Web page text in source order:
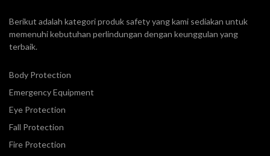
Berikut adalah kategori produk safety yang kami sediakan untuk
memenuhi kebutuhan perlindungan dengan keunggulan yang
terbaik.
Body Protection
Emergency Equipment
Eye Protection
Fall Protection
Fire Protection